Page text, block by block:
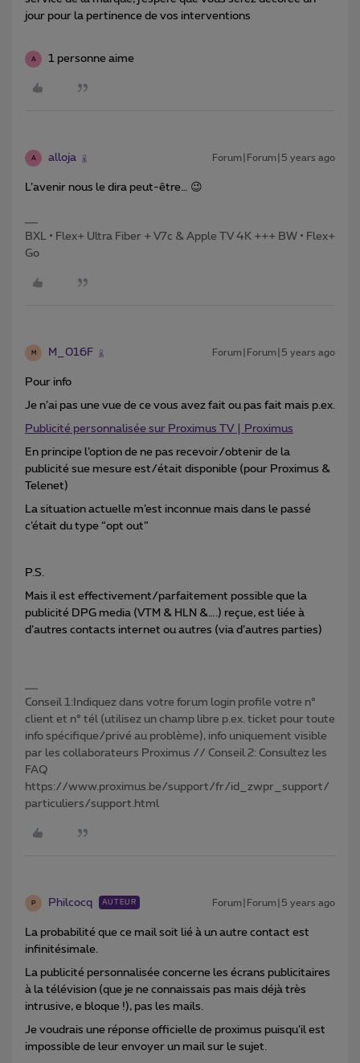
jour pour la pertinence de vos interventions
A 1 personne aime
A alloja Forum|Forum|5 years ago
L’avenir nous le dira peut-être… 😉
BXL • Flex+ Ultra Fiber + V7c & Apple TV 4K +++ BW • Flex+
Go
M M_016F Forum|Forum|5 years ago
Pour info
Je n’ai pas une vue de ce vous avez fait ou pas fait mais p.ex.
Publicité personnalisée sur Proximus TV | Proximus
En principe l’option de ne pas recevoir/obtenir de la
publicité sue mesure est/était disponible (pour Proximus &
Telenet)
La situation actuelle m’est inconnue mais dans le passé
c’était du type “opt out”
P.S.
Mais il est effectivement/parfaitement possible que la
publicité DPG media (VTM & HLN &….) reçue, est liée à
d’autres contacts internet ou autres (via d’autres parties)
Conseil 1:Indiquez dans votre forum login profile votre n°
client et n° tél (utilisez un champ libre p.ex. ticket pour toute
info spécifique/privé au problème), info uniquement visible
par les collaborateurs Proximus // Conseil 2: Consultez les
FAQ
https://www.proximus.be/support/fr/id_zwpr_support/
particuliers/support.html
P Philcocq AUTEUR Forum|Forum|5 years ago
La probabilité que ce mail soit lié à un autre contact est
infinitésimale.
La publicité personnalisée concerne les écrans publicitaires
à la télévision (que je ne connaissais pas mais déjà très
intrusive, e bloque !), pas les mails.
Je voudrais une réponse officielle de proximus puisqu’il est
impossible de leur envoyer un mail sur le sujet.